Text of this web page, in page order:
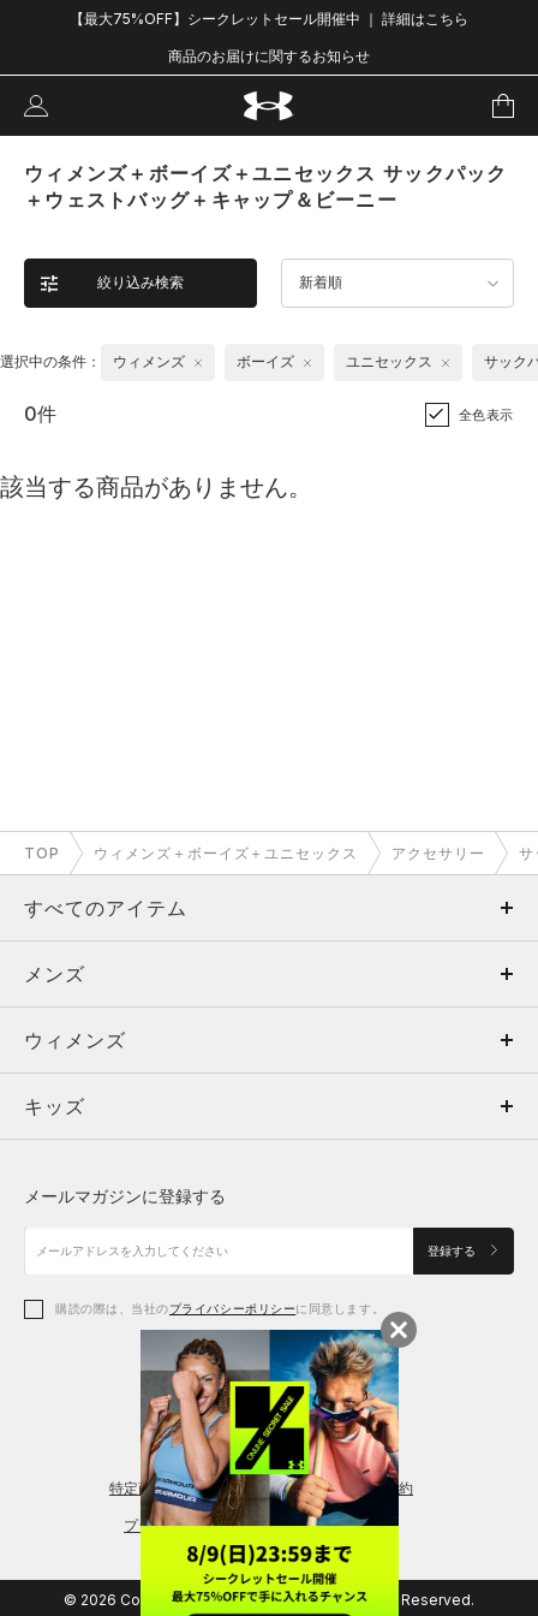
【最大75%OFF】シークレットセール開催中 ｜ 詳細はこちら
商品のお届けに関するお知らせ
ウィメンズ＋ボーイズ＋ユニセックス サックパック
＋ウェストバッグ＋キャップ＆ビーニー
絞り込み検索 新着順
選択中の条件： ウィメンズ ボーイズ ユニセックス サック
0件 全色表示
該当する商品がありません。
TOP ウィメンズ＋ボーイズ＋ユニセックス アクセサリー サ
すべてのアイテム
メンズ
ウィメンズ
キッズ
アクセサリー
メンズ
トップス
ボトムス
アクセサリー
ウィメンズ
トップス
シューズ
アクセサリー
レギンス＆タイツ
キッズ
シューズ
メールマガジンに登録する
登録する
購読の際は、当社のプライバシーポリシーに同意します。
特定商取引法に基づく通販の表記 会員規約
プライバシーポリシー
© 2026 Copyright DOME Corporation. All Rights Reserved.